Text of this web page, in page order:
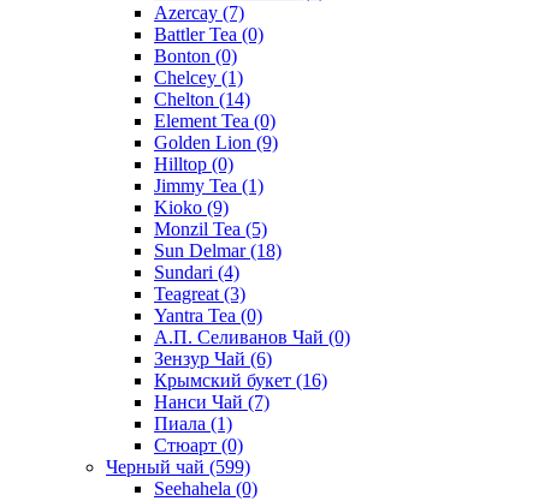
Azercay (7)
Battler Tea (0)
Bonton (0)
Chelcey (1)
Chelton (14)
Element Tea (0)
Golden Lion (9)
Hilltop (0)
Jimmy Tea (1)
Kioko (9)
Monzil Tea (5)
Sun Delmar(18)
Sundari (4)
Teagreat (3)
Yantra Tea (0)
А.П. Селиванов Чай (0)
Зензур Чай (6)
Крымский букет (16)
Нанси Чай (7)
Пиала (1)
Стюарт (0)
Черный чай (599)
Seehahela (0)